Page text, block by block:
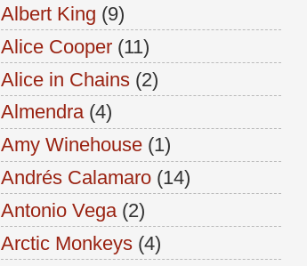
Albert King (9)
Alice Cooper (11)
Alice in Chains (2)
Almendra (4)
Amy Winehouse (1)
Andrés Calamaro (14)
Antonio Vega (2)
Arctic Monkeys (4)